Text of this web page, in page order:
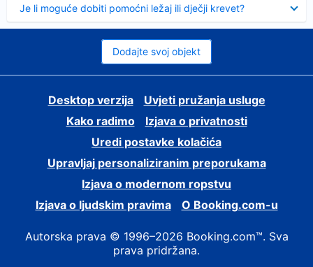
Je li moguće dobiti pomoćni ležaj ili dječji krevet?
Dodajte svoj objekt
Desktop verzija
Uvjeti pružanja usluge
Kako radimo
Izjava o privatnosti
Uredi postavke kolačića
Upravljaj personaliziranim preporukama
Izjava o modernom ropstvu
Izjava o ljudskim pravima
O Booking.com-u
Autorska prava © 1996–2026 Booking.com™. Sva
prava pridržana.